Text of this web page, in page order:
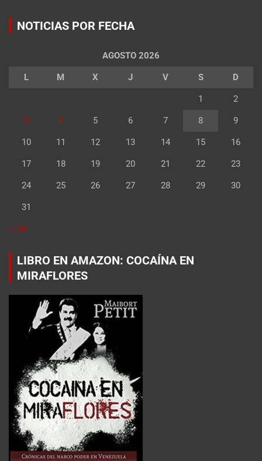
NOTICIAS POR FECHA
AGOSTO 2026
L M X J V S D
1 2
3 4 5 6 7 8 9
10 11 12 13 14 15 16
17 18 19 20 21 22 23
24 25 26 27 28 29 30
31
« Jul
LIBRO EN AMAZON: COCAÍNA EN
MIRAFLORES